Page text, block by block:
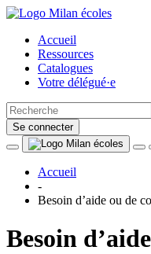
Accueil
Ressources
Catalogues
Votre délégué·e
Se connecter
Accueil
-
Besoin d’aide ou de
Besoin